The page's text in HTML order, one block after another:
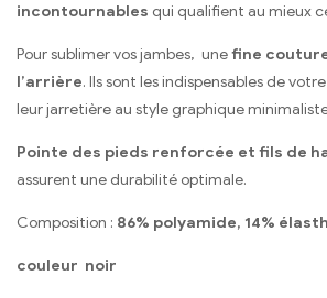
incontournables qui qualifient au mieux
Pour sublimer vos jambes, unefine
l’arrière. Ils sont les indispensables de
leur jarretière au style graphique
Pointe des pieds renforcée et fils de
assurent une durabilité optimale.
Composition : 86% polyamide, 14%
couleur noir